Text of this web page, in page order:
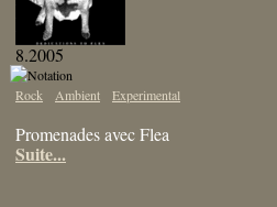
8.2005
Rock Ambient Experimental
Promenades avec Flea
Suite...